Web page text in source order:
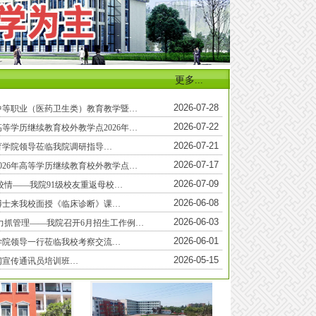
更多...
2026-07-28
等职业（医药卫生类）教育教学暨…
2026-07-22
学历继续教育校外教学点2026年…
2026-07-21
院领导莅临我院调研指导…
2026-07-17
年高等学历继续教育校外教学点…
2026-07-09
情——我院91级校友重返母校…
2026-06-08
来我校面授《临床诊断》课…
2026-06-03
抓管理——我院召开6月招生工作例…
2026-06-01
领导一行莅临我校考察交流…
2026-05-15
宣传通讯员培训班…